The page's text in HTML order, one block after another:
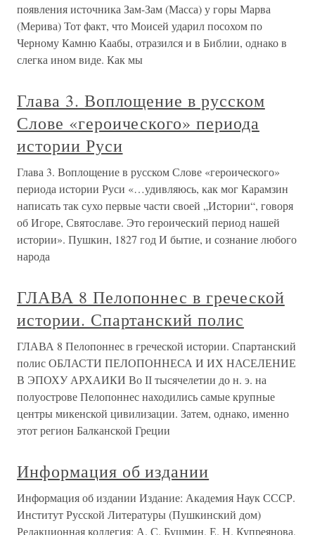
появления источника Зам-Зам (Масса) у горы Марва
(Мерива) Тот факт, что Моисей ударил посохом по
Черному Камню Каабы, отразился и в Библии, однако в
слегка ином виде. Как мы
Глава 3. Воплощение в русском
Слове «героического» периода
истории Руси
Глава 3. Воплощение в русском Слове «героического»
периода истории Руси «…удивляюсь, как мог Карамзин
написать так сухо первые части своей „Истории“, говоря
об Игоре, Святославе. Это героический период нашей
истории». Пушкин, 1827 год И бытие, и сознание любого
народа
ГЛАВА 8 Пелопоннес в греческой
истории. Спартанский полис
ГЛАВА 8 Пелопоннес в греческой истории. Спартанский
полис ОБЛАСТИ ПЕЛОПОННЕСА И ИХ НАСЕЛЕНИЕ
В ЭПОХУ АРХАИКИ Во ІІ тысячелетии до н. э. на
полуострове Пелопоннес находились самые крупные
центры микенской цивилизации. Затем, однако, именно
этот регион Балканской Греции
Информация об издании
Информация об издании Издание: Академия Наук СССР.
Институт Русской Литературы (Пушкинский дом)
Редакционная коллегия: А. С. Бушмин, Е. Н. Купреянова,